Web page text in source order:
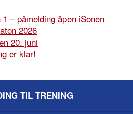
– påmelding åpen iSonen
2026
20. juni
er klar!
TIL TRENING